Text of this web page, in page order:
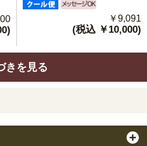
￥9,091
(税込 ￥10,000)
きを見る